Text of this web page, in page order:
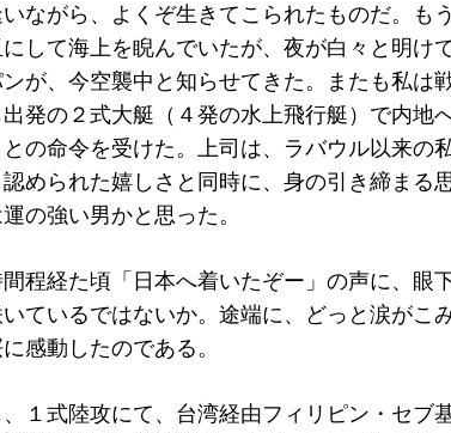
ながら、よくぞ生きてこられたものだ。も
して海上を睨んでいたが、夜が白々と明け
が、今空襲中と知らせてきた。またも私は
発の２式大艇（４発の水上飛行艇）で内地
の命令を受けた。上司は、ラバウル以来の
められた嬉しさと同時に、身の引き締まる
の強い男かと思った。
程経た頃「日本へ着いたぞー」の声に、眼
ているではないか。途端に、どっと涙がこ
感動したのである。
１式陸攻にて、台湾経由フィリピン・セブ